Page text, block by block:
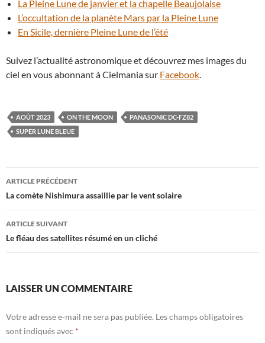
La Pleine Lune de janvier et la chapelle Beaujolaise
L’occultation de la planète Mars par la Pleine Lune
En Sicile, dernière Pleine Lune de l’été
Suivez l’actualité astronomique et découvrez mes images du
ciel en vous abonnant à Cielmania sur Facebook
AOÛT 2023 ON THE MOON
PANASONIC DC-FZ82
SUPER LUNE BLEUE
Navigation
des
articles
ARTICLE PRÉCÉDENT
La comète Nishimura assaillie par le vent solaire
ARTICLE SUIVANT
Le fléau des satellites résumé en un cliché
LAISSER UN COMMENTAIRE
Votre adresse e-mail ne sera pas publiée. Les champs obligatoires
sont indiqués avec *